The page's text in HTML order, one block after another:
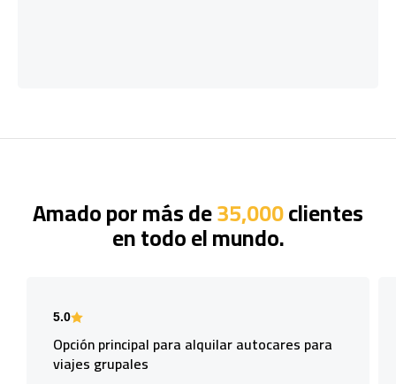
Amado por más de35,000clientes
en todo el mundo.
5.0
Opción principal para alquilar autocares para
viajes grupales